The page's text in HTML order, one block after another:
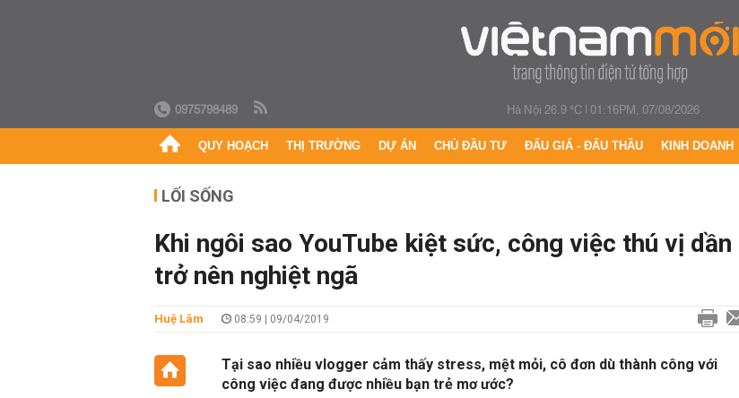
0975798489 Hà Nội 26.9 °C|01:16PM, 07/08/2026
QUY HOẠCH THỊ TRƯỜNG DỰ ÁN CHỦ ĐẦU TƯ ĐẤU GIÁ - ĐẤU THẦU KINH DOANH
LỐI SỐNG
Khi ngôi sao YouTube kiệt sức, công việc thú vị dần
trở nên nghiệt ngã
Huệ Lâm 08:59 | 09/04/2019
Tại sao nhiều vlogger cảm thấy stress, mệt mỏi, cô đơn dù thành công với
công việc đang được nhiều bạn trẻ mơ ước?